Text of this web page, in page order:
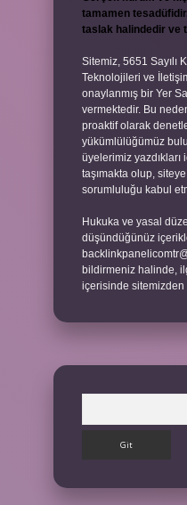
tamamen
taslak halindedir ve
Sitemiz, 5651 Sayılı
Teknolojileri ve
onaylanmış bir Yer
vermektedir. Bu
proaktif olarak
yükümlülüğümüz
üyelerimiz
taşımakta olup,
sorumluluğu kabul
Hukuka ve yasal
düşündüğünüz
bildirmeniz halinde,
içerisinde sitemizden